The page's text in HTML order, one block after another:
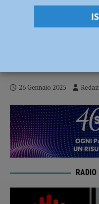
concorso di pittura CPAE
Vernasca Silver
26 Gennaio 2025
RADIO